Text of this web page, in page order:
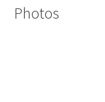
Passeando pela
Photos